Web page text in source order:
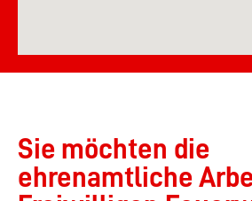
Sie möchten die
ehrenamtliche